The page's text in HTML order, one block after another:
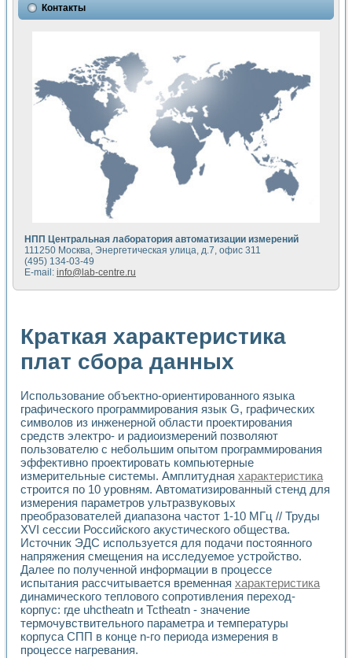
Симуляция отклика импульсного радиолокационного
Автоматизация формирования уравнений состояния для
Разработка автоматизированного стенда для измерения
Применение среды LabVIEW для построения картины
Портативная система для определения показателей
Использование LabVIEW для управления источником
Устройство для снятия вольт-амперных характеристик
Передовые научные технологии: нано-, фемто-,
Автоматизированная установка по измерению временных
Автоматизированный лабораторный комплекс на базе
Визуализация моделирования и оптимизации тепловой
Виртуальный прибор для исследования функциональных
Исследование возможности создания экономичного
Исследование кинетики движения макрочастиц в
Метод прогнозирования свойств дисперсных продуктов
Недорогая система управления сверхпроводящим
Применение технологий NI в курсе экспериментальной
Расчет переноса аэрозоля и выпадения осадка в
Применение NI VISION для геометрического анализа в
Система температурной стабилизации
Управление движением с помощью программно -
Система управления асинхронным тиристорным
Лазерный профилометр
Применение средств NATIONAL INSTRUMENTS для
Разработка автоматизированного стенда для
Автоматизированный стенд рентгеновской диагностики
Высокочувствительные оптоэлектронные
Установка для измерения диэлектрических свойств
Исследование кинетики зарождения и развития
Лабораторный электрический импедансный томограф на
Микрозондовая система для характеризации
Метод траекторий в исследовании
Промышленная автоматизация
Автоматизация технологических процессов получения
Использование систем технического зрения для контроля
Исследование электромагнитных переходных процессов
Применение LabVIEW при разработке обучающих
Разработка виртуальных тренажеров путем
Система блокировок, сигнализации и защиты ускорителя
Контакты
НПП Центральная лаборатория автоматизации измерений
111250 Москва, Энергетическая улица, д.7, офис 311
(495) 134-03-49
E-mail: info@lab-centre.ru
Краткая характеристика
плат сбора данных
Использование объектно-ориентированного языка
графического программирования язык G, графических
символов из инженерной области проектирования
средств электро- и радиоизмерений позволяют
пользователю с небольшим опытом программирования
эффективно проектировать компьютерные
измерительные системы. Амплитудная характеристика
строится по 10 уровням. Автоматизированный стенд для
измерения параметров ультразвуковых
преобразователей диапазона частот 1-10 МГц // Труды
XVI сессии Российского акустического общества.
Источник ЭДС используется для подачи постоянного
напряжения смещения на исследуемое устройство.
Далее по полученной информации в процессе
испытания рассчитывается временная характеристика
динамического теплового сопротивления переход-
корпус: где uhctheatn и Тсtheatn - значение
термочувствительного параметра и температуры
корпуса СПП в конце n-го периода измерения в
процессе нагревания.